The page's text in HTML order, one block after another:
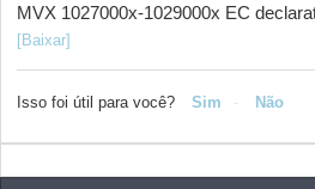
MVX 1027000x-1029000x EC
[Baixar]
Isso foi útil para você? Sim Não